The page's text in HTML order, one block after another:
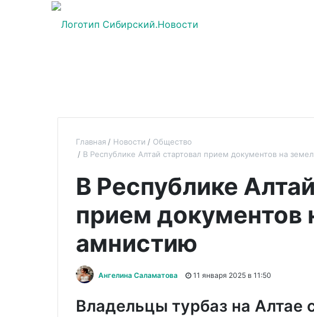
Главная Новости
Общество
В Республике Алтай стартовал прием документов на
В Республике
прием документов
амнистию
Ангелина Саламатова 11 января 2025 в 11:50
Владельцы турбаз на Алтае